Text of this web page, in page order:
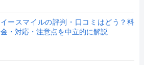
イースマイルの評判・口コミはどう？料
金・対応・注意点を中立的に解説